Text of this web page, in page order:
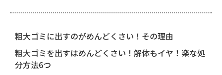
粗大ゴミに出すのがめんどくさい！その理由
粗大ゴミを出すはめんどくさい！解体もイヤ！楽な処
分方法6つ